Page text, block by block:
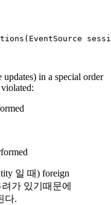
( EventSource
in a special order
일 때) foreign
가 있기때문에
다.